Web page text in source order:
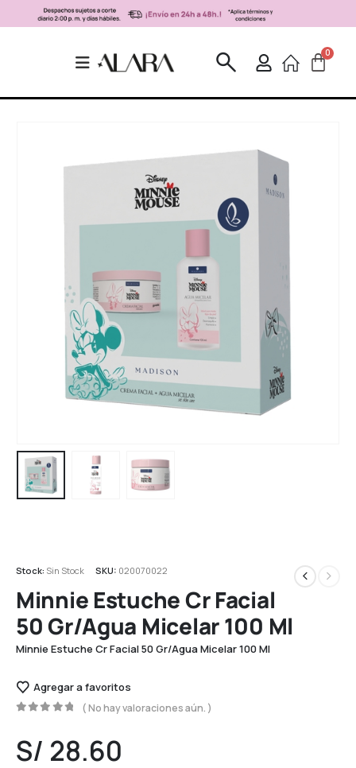
Stock: Sin Stock SKU: 020070022
Minnie Estuche Cr Facial
50 Gr/Agua Micelar 100 Ml
Minnie Estuche Cr Facial 50 Gr/Agua Micelar 100 Ml
Agregar a favoritos
( No hay valoraciones aún. )
S/ 28.60